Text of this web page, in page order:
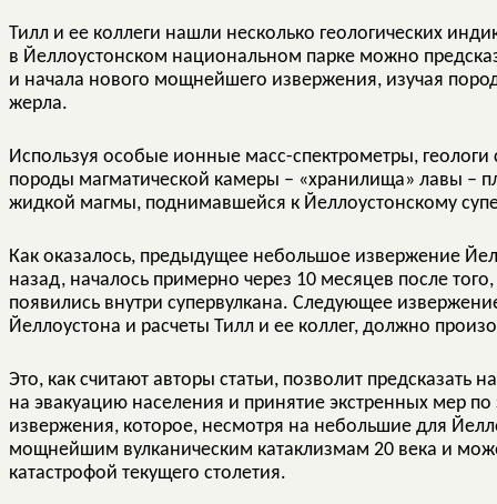
Тилл и ее коллеги нашли несколько геологических
в Йеллоустонском национальном парке можно
и начала нового мощнейшего извержения, изучая
жерла.
Используя особые ионные масс-спектрометры, геологи
породы магматической камеры – «хранилища» лавы –
жидкой магмы, поднимавшейся к Йеллоустонскому
Как оказалось, предыдущее небольшое извержение
назад, началось примерно через 10 месяцев после
появились внутри супервулкана. Следующее
Йеллоустона и расчеты Тилл и ее коллег, должно
Это, как считают авторы статьи, позволит предсказать
на эвакуацию населения и принятие экстренных мер
извержения, которое, несмотря на небольшие для
мощнейшим вулканическим катаклизмам 20 века и
катастрофой текущего столетия.